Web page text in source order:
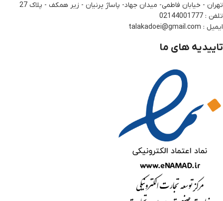
تهران - خیابان فاطمی- میدان جهاد- پاساژ پرنیان - زیر همکف - پلاک 27
تلفن : 02144001777
ایمیل : talakadoei@gmail.com
تاییدیه های ما